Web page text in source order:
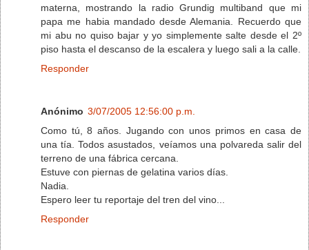
materna, mostrando la radio Grundig multiband que mi
papa me habia mandado desde Alemania. Recuerdo que
mi abu no quiso bajar y yo simplemente salte desde el 2º
piso hasta el descanso de la escalera y luego sali a la calle.
Responder
Anónimo 3/07/2005 12:56:00 p.m.
Como tú, 8 años. Jugando con unos primos en casa de
una tía. Todos asustados, veíamos una polvareda salir del
terreno de una fábrica cercana.
Estuve con piernas de gelatina varios días.
Nadia.
Espero leer tu reportaje del tren del vino...
Responder